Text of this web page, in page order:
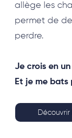
allège les
permet de
perdre.
Je crois en
Et je me bats
Découvrir